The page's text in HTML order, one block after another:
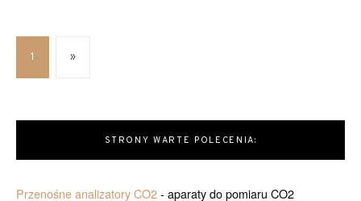
1 »
STRONY WARTE POLECENIA:
Przenośne analizatory CO2- aparaty do pomiaru CO2